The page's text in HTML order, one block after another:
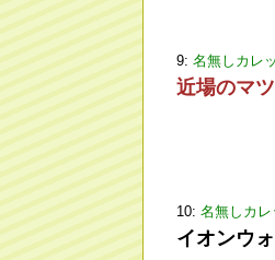
9: 名無しカレ
近場のマ
10: 名無しカレ
イオンウ